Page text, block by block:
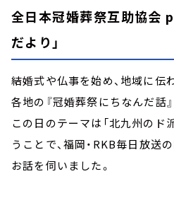
全日本冠婚葬祭互助協会
だより」
結婚式や仏事を始め、地域に伝
各地の『冠婚葬祭にちなんだ話
この日のテーマは「北九州のド
うことで、福岡・RKB毎日放送
お話を伺いました。